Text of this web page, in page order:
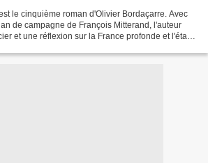
le cinquième roman d'Olivier Bordaçarre. Avec
de campagne de François Mitterand, l'auteur
et une réflexion sur la France profonde et l'état